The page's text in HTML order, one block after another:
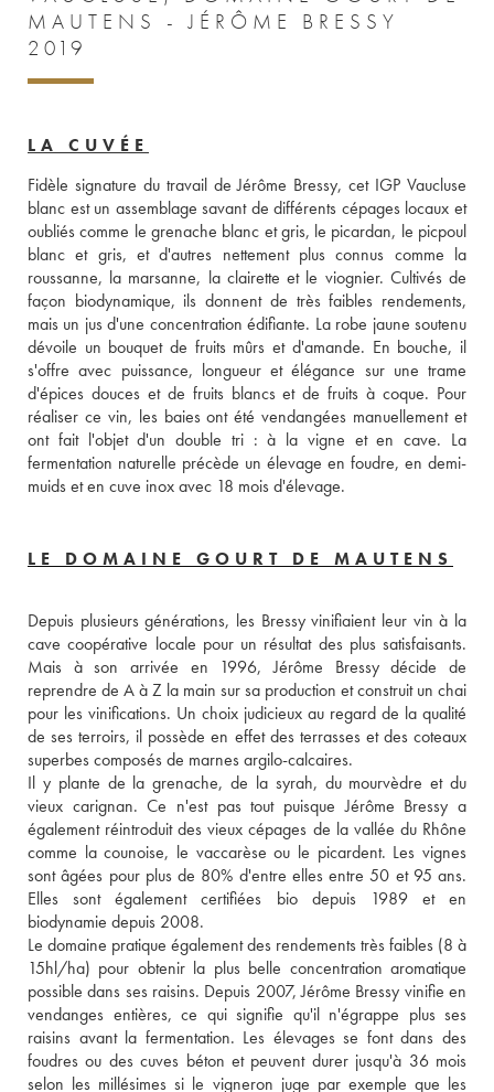
MAUTENS - JÉRÔME BRESSY
2019
LA CUVÉE
Fidèle signature du travail de Jérôme Bressy, cet IGP Vaucluse
blanc est un assemblage savant de différents cépages locaux et
oubliés comme le grenache blanc et gris, le picardan, le picpoul
blanc et gris, et d'autres nettement plus connus comme la
roussanne, la marsanne, la clairette et le viognier. Cultivés de
façon biodynamique, ils donnent de très faibles rendements,
mais un jus d'une concentration édifiante. La robe jaune soutenu
dévoile un bouquet de fruits mûrs et d'amande. En bouche, il
s'offre avec puissance, longueur et élégance sur une trame
d'épices douces et de fruits blancs et de fruits à coque. Pour
réaliser ce vin, les baies ont été vendangées manuellement et
ont fait l'objet d'un double tri : à la vigne et en cave. La
fermentation naturelle précède un élevage en foudre, en demi-
LE DOMAINE GOURT DE MAUTENS
Depuis plusieurs générations, les Bressy vinifiaient leur vin à la
cave coopérative locale pour un résultat des plus satisfaisants.
Mais à son arrivée en 1996, Jérôme Bressy décide de
reprendre de A à Z la main sur sa production et construit un chai
pour les vinifications. Un choix judicieux au regard de la qualité
de ses terroirs, il possède en effet des terrasses et des coteaux
superbes composés de marnes argilo-calcaires.
Il y plante de la grenache, de la syrah, du mourvèdre et du
vieux carignan. Ce n'est pas tout puisque Jérôme Bressy a
également réintroduit des vieux cépages de la vallée du Rhône
comme la counoise, le vaccarèse ou le picardent. Les vignes
sont âgées pour plus de 80% d'entre elles entre 50 et 95 ans.
Elles sont également certifiées bio depuis 1989 et en
biodynamie depuis 2008.
Le domaine pratique également des rendements très faibles (8 à
15hl/ha) pour obtenir la plus belle concentration aromatique
possible dans ses raisins. Depuis 2007, Jérôme Bressy vinifie en
vendanges entières, ce qui signifie qu'il n'égrappe plus ses
raisins avant la fermentation. Les élevages se font dans des
foudres ou des cuves béton et peuvent durer jusqu'à 36 mois
selon les millésimes si le vigneron juge par exemple que les